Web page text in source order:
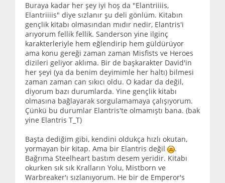
Buraya kadar her şey iyi hoş da "Elantriiiis,
Elantriiiis" diye sızlanır şu deli gönlüm. Kitabın
gençlik kitabı olmasından mıdır nedir, Elantris'i
arıyorum fellik fellik. Sanderson yine ilginç
karakterleriyle hem eğlendirip hem güldürüyor
ama konu gereği zaman zaman Misfists ve Heroes
dizileri geliyor aklıma. Bir de başkarakter David'in
her şeyi (ya da benim deyimimle her haltı) bilmesi
zaman zaman can sıkıcı oldu. O kadar da değil,
diyorum bazı durumlarda. Yine gençlik kitabı
olmasına bağlayarak sorgulamamaya çalışıyorum.
Çünkü bu durumlar Elantris'te olmamıştı bana. (bak
yine Elantris T_T)
Başta dediğim gibi, kendini oldukça hızlı okutan,
yormayan bir kitap. Ama bir Elantris değil
.
Bağrıma Steelheart bastım desem yeridir. Kitabı
okurken sık sık Kralların Yolu, Mistborn ve
Warbreaker'ı sızlanıyorum. He bir de Emperor's